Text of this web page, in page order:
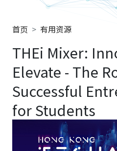
首页 有用资源
THEi Mixer:
Elevate - The
Successful
for Students